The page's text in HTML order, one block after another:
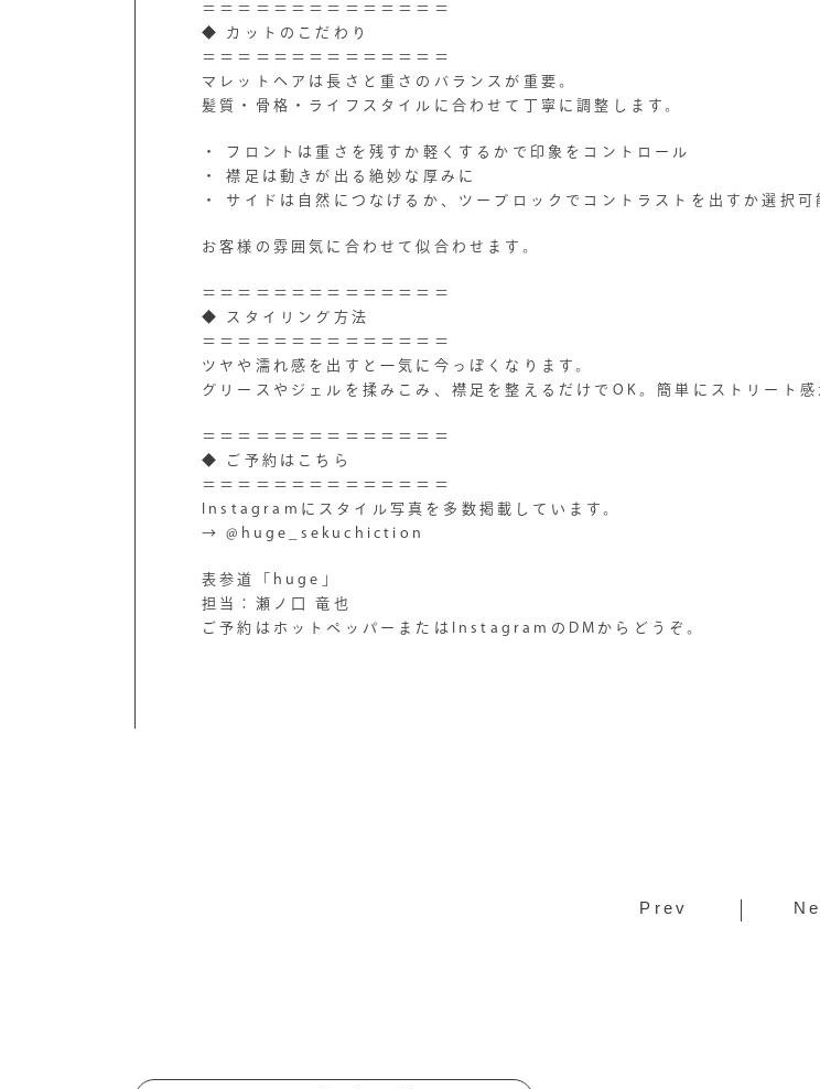
＝＝＝＝＝＝＝＝＝＝＝＝＝＝
◆ カットのこだわり
＝＝＝＝＝＝＝＝＝＝＝＝＝＝
マレットヘアは長さと重さのバランスが重要。
髪質・骨格・ライフスタイルに合わせて丁寧に調整します。
・ フロントは重さを残すか軽くするかで印象をコントロール
・ 襟足は動きが出る絶妙な厚みに
・ サイドは自然につなげるか、ツーブロックでコントラストを出すか選択可
お客様の雰囲気に合わせて似合わせます。
＝＝＝＝＝＝＝＝＝＝＝＝＝＝
◆ スタイリング方法
＝＝＝＝＝＝＝＝＝＝＝＝＝＝
ツヤや濡れ感を出すと一気に今っぽくなります。
グリースやジェルを揉みこみ、襟足を整えるだけでOK。簡単にストリート感
＝＝＝＝＝＝＝＝＝＝＝＝＝＝
◆ ご予約はこちら
＝＝＝＝＝＝＝＝＝＝＝＝＝＝
Instagramにスタイル写真を多数掲載しています。
→ @huge_sekuchiction
表参道「huge」
担当：瀬ノ口 竜也
ご予約はホットペッパーまたはInstagramのDMからどうぞ。
Prev